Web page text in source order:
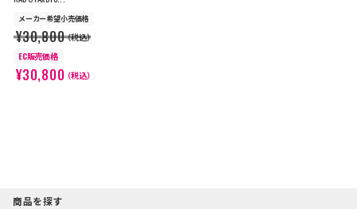
メーカー希望小売価格
¥30,800（税込）
EC販売価格
¥30,800（税込）
商品を探す